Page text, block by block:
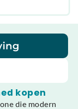
kopen
die modern